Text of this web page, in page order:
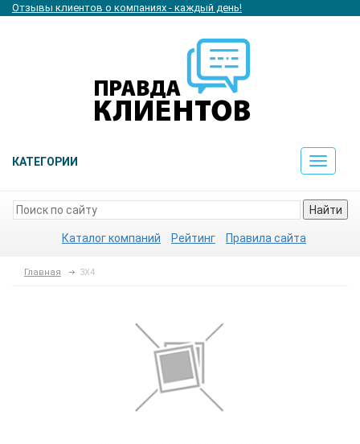
Отзывы клиентов о компаниях - каждый день!
КАТЕГОРИИ
Toggle
Найти
Каталог компаний Рейтинг Правила сайта
Главная 3Х4